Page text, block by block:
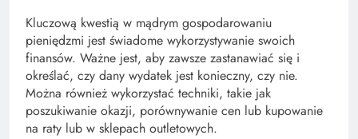
Kluczową kwestią w mądrym gospodarowaniu
pieniędzmi jest świadome wykorzystywanie swoich
finansów. Ważne jest, aby zawsze zastanawiać się i
określać, czy dany wydatek jest konieczny, czy nie.
Można również wykorzystać techniki, takie jak
poszukiwanie okazji, porównywanie cen lub kupowanie
na raty lub w sklepach outletowych.